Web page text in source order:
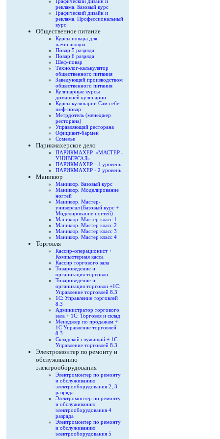
реклама. Базовый курс
Графический дизайн и
реклама. Профессиональный
курс
Общественное питание
Курсы повара для
начинающих
Повар 5 разряда
Повар 6 разряда
Шеф-повар
Технолог-калькулятор
общественного питания
Заведующий производством
общественного питания
Кулинарные курсы
домашней кулинарии
Курсы кулинарии Сам себе
шеф-повар
Метрдотель (менеджер
ресторана)
Управляющий ресторана
Официант-бармен
Сомелье
Парикмахерское дело
ПАРИКМАХЕР. «МАСТЕР -
УНИВЕРСАЛ»
ПАРИКМАХЕР - 1 уровень
ПАРИКМАХЕР - 2 уровень
Маникюр
Маникюр. Базовый курс
Маникюр. Моделирование
ногтей
Маникюр. Мастер-
универсал (Базовый курс +
Моделирование ногтей)
Маникюр. Мастер класс 1
Маникюр. Мастер класс 2
Маникюр. Мастер класс 3
Маникюр. Мастер класс 4
Торговля
Кассир-операционист +
Компьютерная касса
Кассир торгового зала
Товароведение и
организация торговли
Товароведение и
организация торговли +1С:
Управление торговлей 8.3
1С: Управление торговлей
8.3
Администратор торгового
зала + 1С: Торговля и склад
Менеджер по продажам +
1С Управление торговлей
8.3
Складской служащий + 1С
Управление торговлей 8.3
Электромонтер по ремонту и
обслуживанию
электрооборудования
Электромонтер по ремонту
и обслуживанию
электрооборудования 2, 3
разряда
Электромонтер по ремонту
и обслуживанию
электрооборудования 4
разряда
Электромонтер по ремонту
и обслуживанию
электрооборудования 5